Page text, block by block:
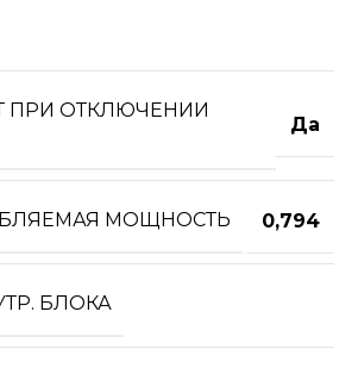
ПРИ ОТКЛЮЧЕНИИ
Да
МОЩНОСТЬ 0,794
БЛОКА